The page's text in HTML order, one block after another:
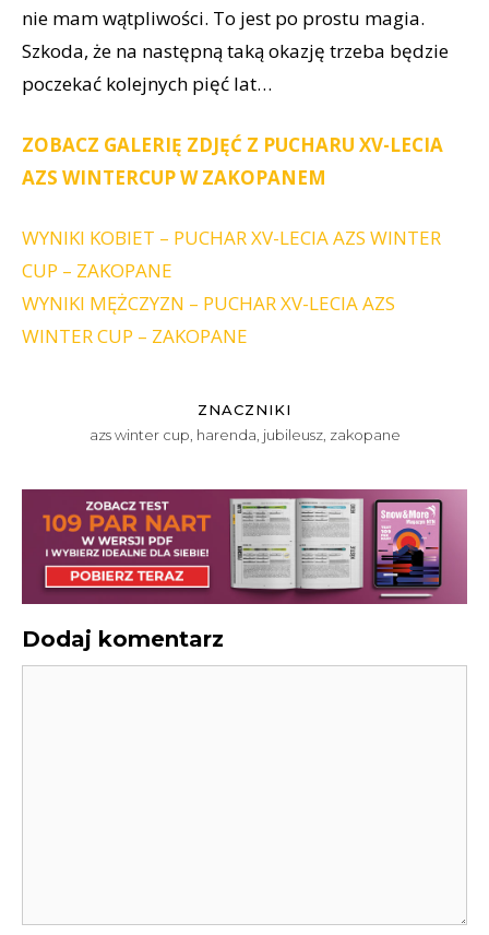
nie mam wątpliwości. To jest po prostu magia.
Szkoda, że na następną taką okazję trzeba będzie
poczekać kolejnych pięć lat…
ZOBACZ GALERIĘ ZDJĘĆ Z PUCHARU XV-LECIA
AZS WINTERCUP W ZAKOPANEM
WYNIKI KOBIET – PUCHAR XV-LECIA AZS WINTER
CUP – ZAKOPANE
WYNIKI MĘŻCZYZN – PUCHAR XV-LECIA AZS
WINTER CUP – ZAKOPANE
ZNACZNIKI
azs winter cup harenda jubileusz, zakopane
Dodaj komentarz